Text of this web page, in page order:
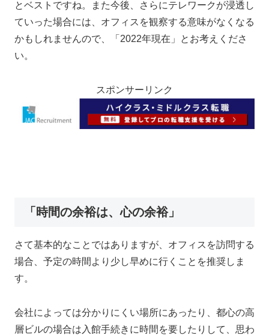
とベストですね。また今後、さらにテレワークが浸透し
ていった場合には、オフィスを観察する意味がなくなる
かもしれませんので、「2022年現在」とお考えくださ
い。
スポンサーリンク
「時間の余裕は、心の余裕」
さて基本的なことではありますが、オフィスを訪問する
場合、予定の時間より少し早めに行くことを推奨しま
す。
会社によっては分かりにくい場所にあったり、都心の高
層ビルの場合は入館手続きに時間を要したりして、思わ